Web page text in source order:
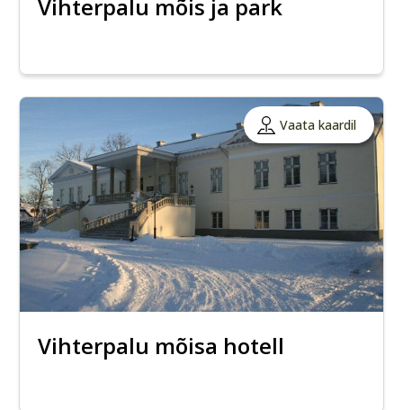
Vihterpalu mõis ja park
Vaata kaardil
Vihterpalu mõisa hotell